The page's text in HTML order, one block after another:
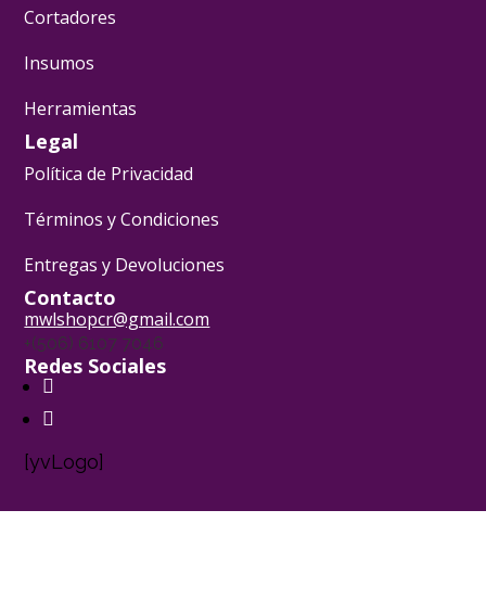
Cortadores
Insumos
Herramientas
Legal
Política de Privacidad
Términos y Condiciones
Entregas y Devoluciones
Contacto
mwlshopcr@gmail.com
+(506) 6107 7046
Redes Sociales
[yvLogo]